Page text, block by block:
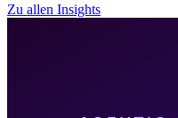
Zu allen Insights